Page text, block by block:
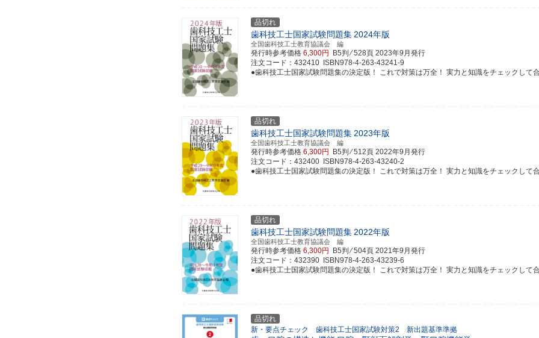
品切れ
歯科技工士国家試験問題集2024年版
全国歯科技工士教育協議会 編
発行時参考価格 6,300円 B5判 ⁄ 528頁 2023年9月発行
注文コード：432410 ISBN978-4-263-43241-9
●歯科技工士国家試験問題集の決定版！ これで対策は万全！ 実力と知識をチェックして
品切れ
歯科技工士国家試験問題集2023年版
全国歯科技工士教育協議会 編
発行時参考価格 6,300円 B5判 ⁄ 512頁 2022年9月発行
注文コード：432400 ISBN978-4-263-43240-2
●歯科技工士国家試験問題集の決定版！ これで対策は万全！ 実力と知識をチェックして
品切れ
歯科技工士国家試験問題集2022年版
全国歯科技工士教育協議会 編
発行時参考価格 6,300円 B5判 ⁄ 504頁 2021年9月発行
注文コード：432390 ISBN978-4-263-43239-6
●歯科技工士国家試験問題集の決定版！ これで対策は万全！ 実力と知識をチェックして
品切れ
新・要点チェック 歯科技工士国家試験対策2 新出題基準準拠